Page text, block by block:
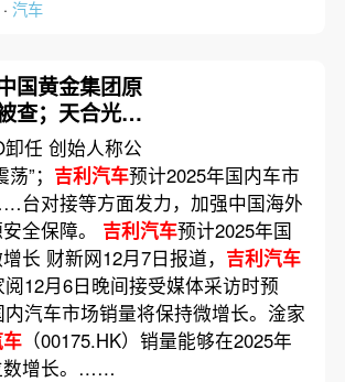
汽车
国黄金集团原
查；天合光能
分拆上市
任 创始人称公
”； 吉利汽车预计2025年国内车市
台对接等方面发力，加强中国海外
全保障。 吉利汽车预计2025年国
长 财新网12月7日报道， 吉利汽车
12月6日晚间接受媒体采访时预
汽车市场销量将保持微增长。淦家
（00175.HK）销量能够在2025年
数增长。……